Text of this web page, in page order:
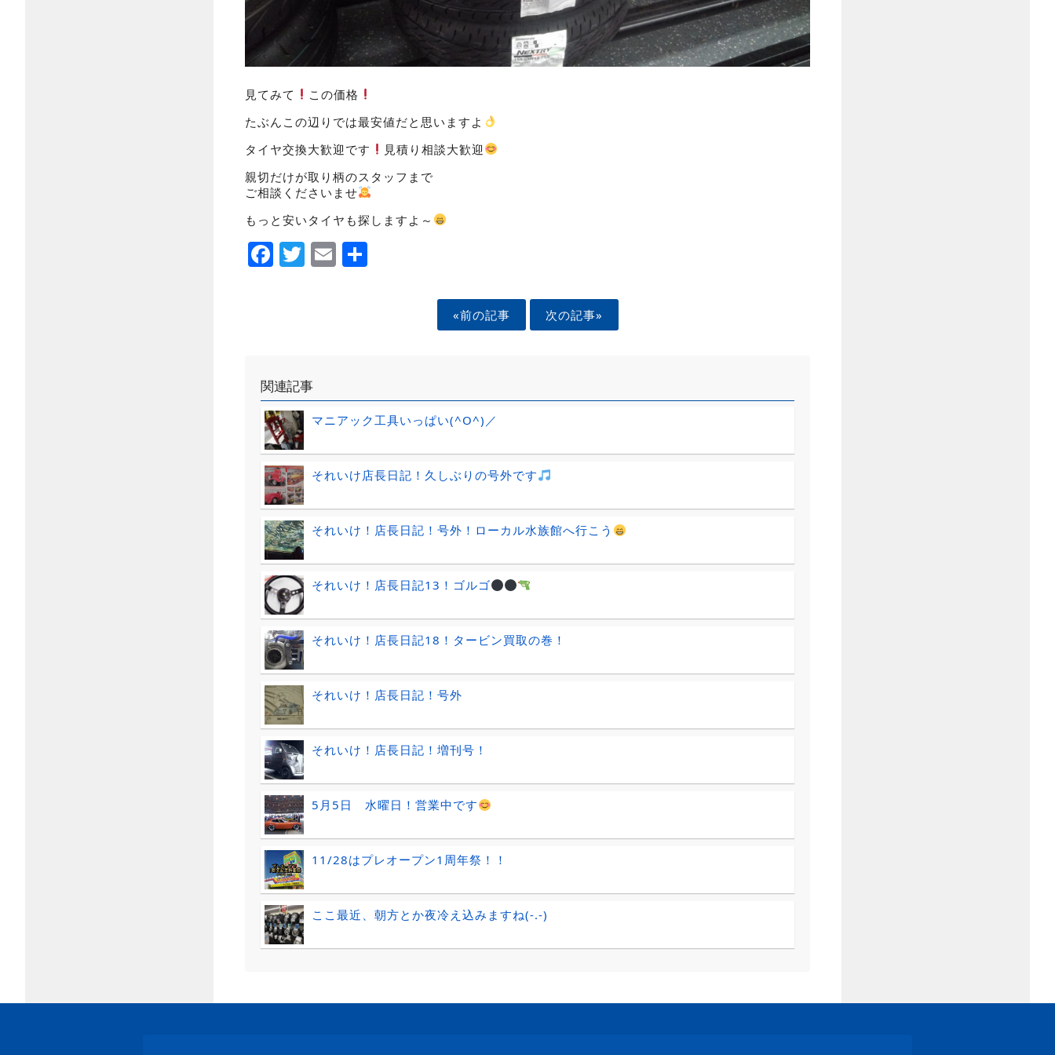
見てみて
この価格
たぶんこの辺りでは最安値だと思いますよ
タイヤ交換大歓迎です
見積り相談大歓迎
親切だけが取り柄のスタッフまで
ご相談くださいませ
もっと安いタイヤも探しますよ～
Facebook
Twitter
Email
«前の記事 次の記事»
関連記事
マニアック工具いっぱい(^O^)／
それいけ店長日記！久しぶりの号外です
それいけ！店長日記！号外！ローカル水族館へ行こう
それいけ！店長日記13！ゴルゴ
それいけ！店長日記18！タービン買取の巻！
それいけ！店長日記！号外
それいけ！店長日記！増刊号！
5月5日 水曜日！営業中です
11/28はプレオープン1周年祭！！
ここ最近、朝方とか夜冷え込みますね(-.-)